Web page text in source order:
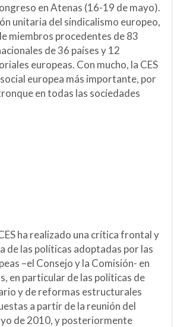
en Atenas (16-19 de mayo).
unitaria del sindicalismo europeo,
miembros procedentes de 83
de 36 países y 12
europeas. Con mucho, la CES
europea más importante, por
en todas las sociedades
ha realizado una crítica frontal y
de las políticas adoptadas por las
–el Consejo y la Comisión- en
en particular de las políticas de
y de reformas estructurales
a partir de la reunión del
de 2010, y posteriormente